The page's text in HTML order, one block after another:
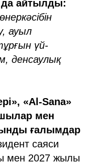
да айтылды:
ауыл
үй-
денсаулық
«Al-Sana»
мен
ғалымдар
саяси
мен 2027 жылы